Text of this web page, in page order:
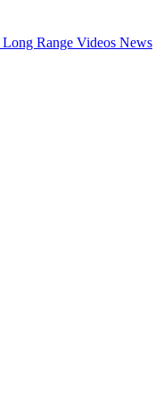
Long Range Videos News